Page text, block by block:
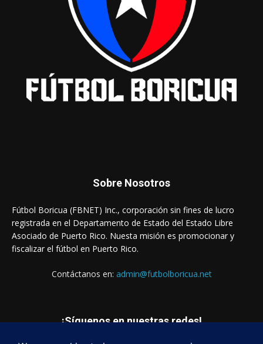
Sobre Nosotros
Fútbol Boricua (FBNET) Inc., corporación sin fines de lucro
registrada en el Departamento de Estado del Estado Libre
Asociado de Puerto Rico. Nuesta misión es promocionar y
fiscalizar el fútbol en Puerto Rico.
Contáctanos en: admin@futbolboricua.net
¡Síguenos en nuestras redes!